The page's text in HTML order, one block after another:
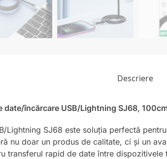
Descriere
date/încărcare USB/Lightning SJ68,
Lightning SJ68 este soluția perfectă
nu doar un produs de calitate, ci și un
transferul rapid de date între